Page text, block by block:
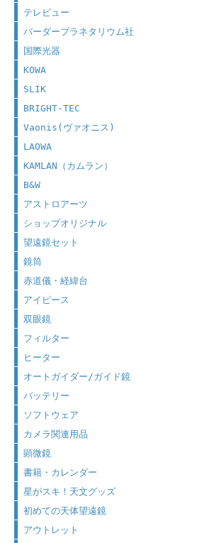
テレビュー
バーダープラネタリウム社
国際光器
KOWA
SLIK
BRIGHT-TEC
Vaonis(ヴァオニス)
LAOWA
KAMLAN（カムラン）
B&W
アストロアーツ
ショップオリジナル
望遠鏡セット
鏡筒
赤道儀・経緯台
アイピース
双眼鏡
フィルター
ヒーター
オートガイダー/ガイド鏡
バッテリー
ソフトウェア
カメラ関連用品
顕微鏡
書籍・カレンダー
星がスキ！天文グッズ
初めての天体望遠鏡
アウトレット